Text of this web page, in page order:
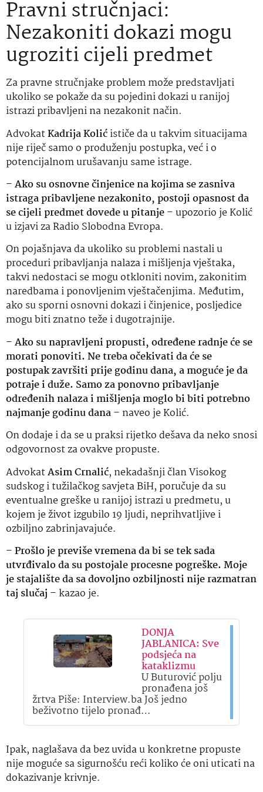
Pravni stručnjaci:
Nezakoniti dokazi mogu
ugroziti cijeli predmet
Za pravne stručnjake problem može predstavljati
ukoliko se pokaže da su pojedini dokazi u ranijoj
istrazi pribavljeni na nezakonit način.
AdvokatKadrija Kolićističe da u takvim situacijama
nije riječ samo o produženju postupka, već i o
potencijalnom urušavanju same istrage.
–Ako su osnovne činjenice na kojima se zasniva
istraga pribavljene nezakonito, postoji opasnost da
se cijeli predmet dovede u pitanje– upozorio je Kolić
u izjavi za Radio Slobodna Evropa.
On pojašnjava da ukoliko su problemi nastali u
proceduri pribavljanja nalaza i mišljenja vještaka,
takvi nedostaci se mogu otkloniti novim, zakonitim
naredbama i ponovljenim vještačenjima. Međutim,
ako su sporni osnovni dokazi i činjenice, posljedice
mogu biti znatno teže i dugotrajnije.
–Ako su napravljeni propusti, određene radnje će se
morati ponoviti. Ne treba očekivati da će se
postupak završiti prije godinu dana, a moguće je da
potraje i duže. Samo za ponovno pribavljanje
određenih nalaza i mišljenja moglo bi biti potrebno
najmanje godinu dana– naveo je Kolić.
On dodaje i da se u praksi rijetko dešava da neko snosi
odgovornost za ovakve propuste.
AdvokatAsim Crnalić, nekadašnji član Visokog
sudskog i tužilačkog savjeta BiH, poručuje da su
eventualne greške u ranijoj istrazi u predmetu, u
kojem je život izgubilo 19 ljudi, neprihvatljive i
ozbiljno zabrinjavajuće.
–Prošlo je previše vremena da bi se tek sada
utvrđivalo da su postojale procesne pogreške. Moje
je stajalište da sa dovoljno ozbiljnosti nije razmatran
taj slučaj – kazao je.
DONJA
JABLANICA: Sve
podsjeća na
kataklizmu
U Buturović polju
pronađena još
žrtva Piše: Interview.ba Još jedno
beživotno tijelo pronađ…
Ipak, naglašava da bez uvida u konkretne propuste
nije moguće sa sigurnošću reći koliko će oni uticati na
dokazivanje krivnje.